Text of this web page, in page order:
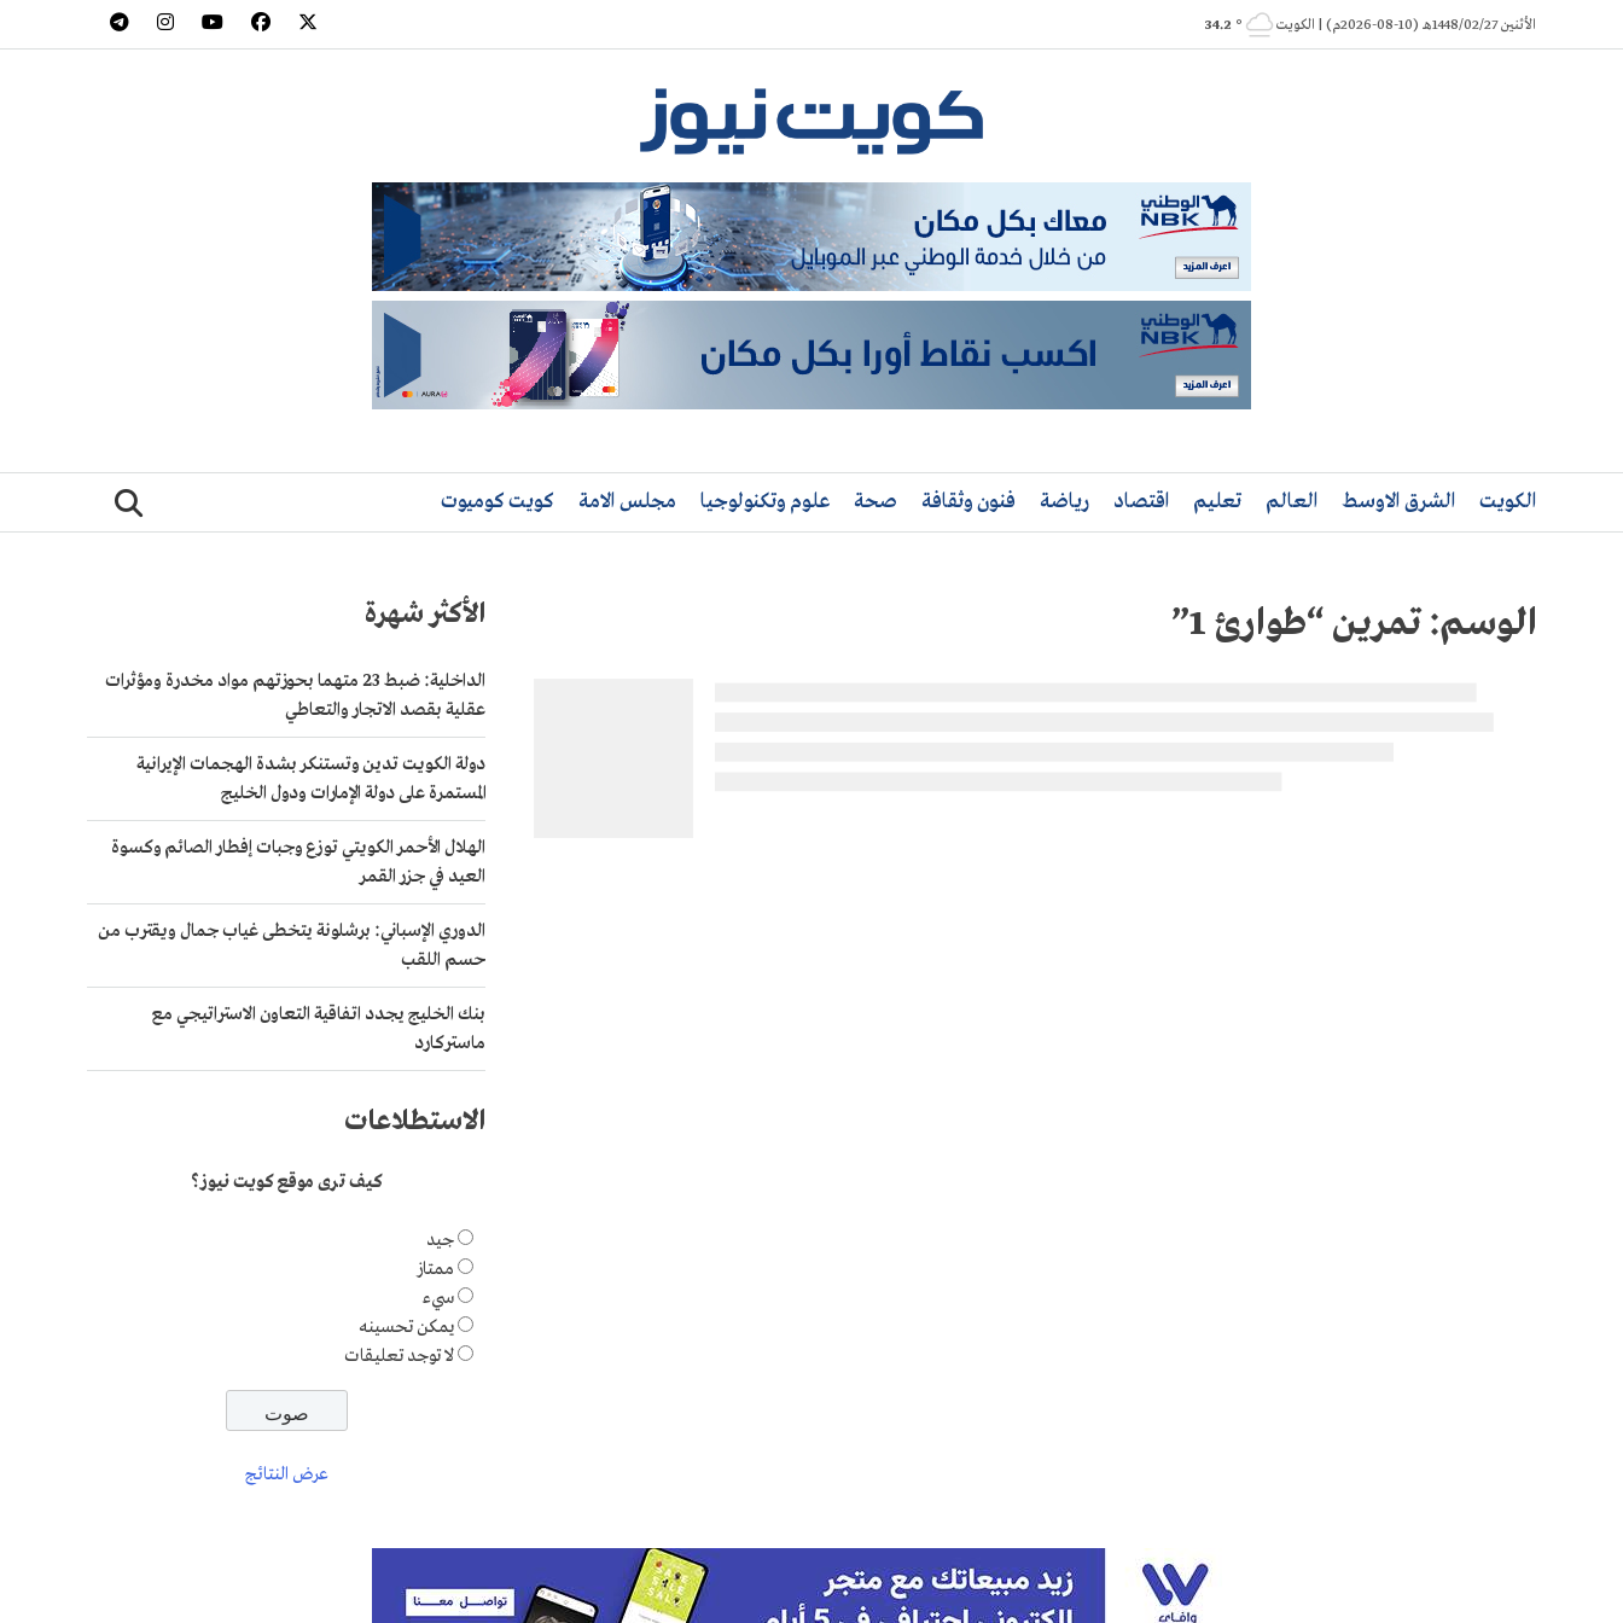
to
الأثنين 1448/02/27هـ (10-08-2026م) | الكويت ° 34.2
الكويت الشرق الاوسط العالم تعليم اقتصاد رياضة فنون وثقافة صحة علوم وتكنولوجيا مجلس الامة كويت كوميوت
الوسم:تمرين “طوارئ 1” الأكثر شهرة
الداخلية: ضبط 23 متهما بحوزتهم مواد مخدرة ومؤثرات
عقلية بقصد الاتجار والتعاطي
دولة الكويت تدين وتستنكر بشدة الهجمات الإيرانية
المستمرة على دولة الإمارات ودول الخليج
الهلال الأحمر الكويتي توزع وجبات إفطار الصائم وكسوة
العيد في جزر القمر
الدوري الإسباني: برشلونة يتخطى غياب جمال ويقترب من
حسم اللقب
بنك الخليج يجدد اتفاقية التعاون الاستراتيجي مع
ماستركارد
الاستطلاعات
كيف ترى موقع كويت نيوز؟
جيد
ممتاز
سيء
يمكن تحسينه
لا توجد تعليقات
عرض النتائج